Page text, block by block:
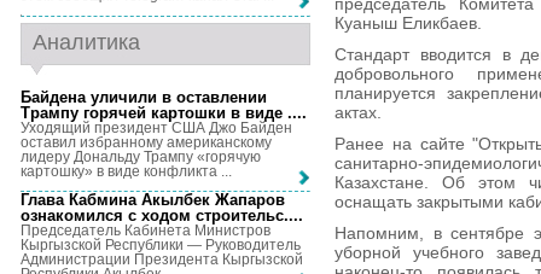
Куаныш Еликбаев.
Стандарт вводится в
добровольного
планируется
актах.
Ранее на сайте
санитарно-
Казахстане. Об этом
оснащать закрытыми
Напомним, в сентябре
уборной учебного
Аналитика
Байдена уличили в оставлении
Трампу горячей картошки в виде ....
Уходящий президент США Джо Байден
оставил избранному американскому
лидеру Дональду Трампу «горячую
картошку» в виде конфликта ...
Глава Кабмина Акылбек Жапаров
ознакомился с ходом строительс....
Председатель Кабинета Министров
Кыргызской Республики — Руководитель
Администрации Президента Кыргызской